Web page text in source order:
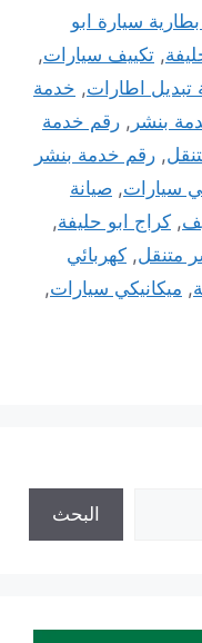
بطارية سيارة ابو
, تكييف سيارات,
تبديل اطارات, خدمة
بنشر , رقم خدمة
, رقم خدمة بنشر
سيارات, صيانة
, كراج ابو حليفة,
متنقل, كهربائي
, ميكانيكي سيارات,
البحث